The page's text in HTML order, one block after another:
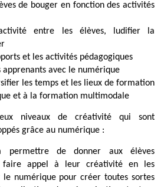
de bouger en fonction des activités
entre les élèves, ludifier la
et les activités pédagogiques
apprenants avec le numérique
les temps et les lieux de formation
et à la formation multimodale
niveaux de créativité qui sont
grâce au numérique :
de donner aux élèves
faire appel à leur créativité en les
numérique pour créer toutes sortes